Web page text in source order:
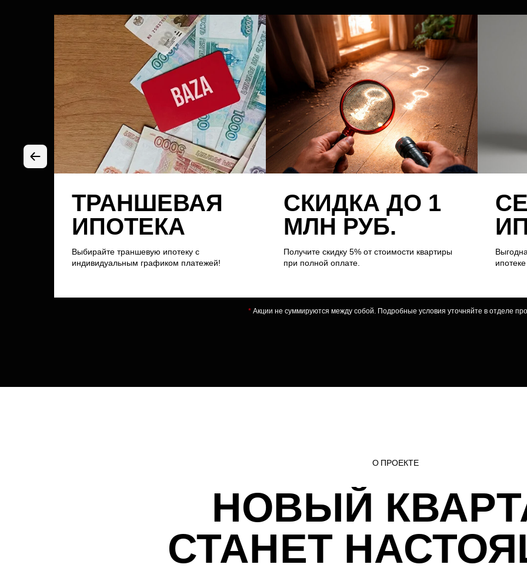
ТРАНШЕВАЯ
ИПОТЕКА
Выбирайте траншевую ипотеку с
индивидуальным графиком платежей!
СКИДКА ДО 1
МЛН РУБ.
Получите скидку 5% от стоимости квартиры
при полной оплате.
* Акции не суммируются между собой. Подробные условия уточняйте в отделе
О ПРОЕКТЕ
НОВЫЙ
СТАНЕТ